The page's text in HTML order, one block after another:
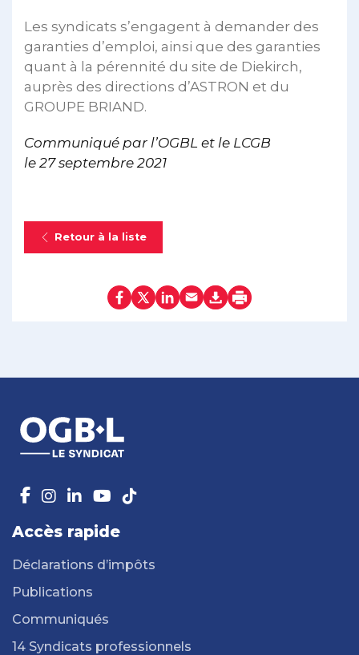
Les syndicats s’engagent à demander des
garanties d’emploi, ainsi que des garanties
quant à la pérennité du site de Diekirch,
auprès des directions d’ASTRON et du
GROUPE BRIAND.
Communiqué par l’OGBL et le LCGB
le 27 septembre 2021
Retour à la liste
Accès rapide
Déclarations d’impôts
Publications
Communiqués
14 Syndicats professionnels